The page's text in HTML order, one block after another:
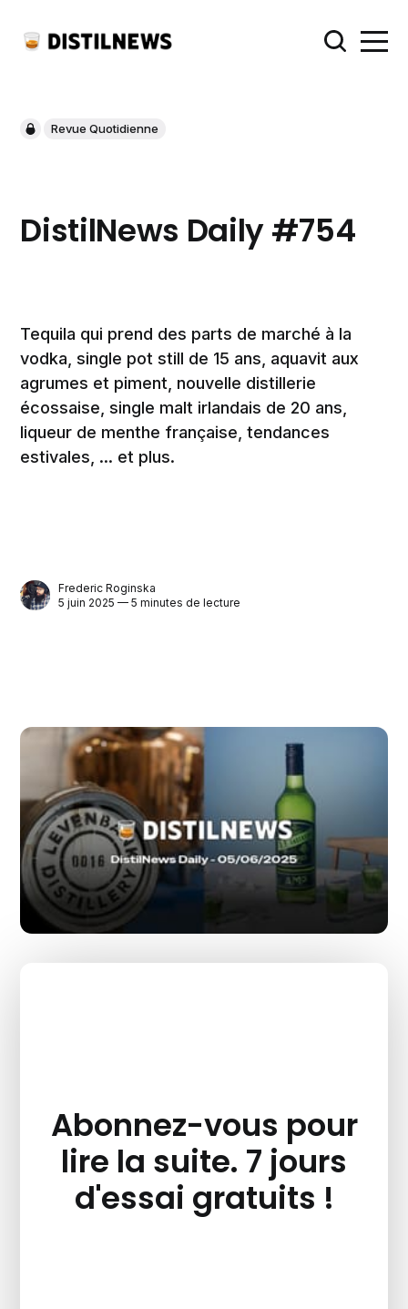
Revue Quotidienne
DistilNews Daily #754
Tequila qui prend des parts de marché à la
vodka, single pot still de 15 ans, aquavit aux
agrumes et piment, nouvelle distillerie
écossaise, single malt irlandais de 20 ans,
liqueur de menthe française, tendances
estivales, ... et plus.
Frederic Roginska
5 juin 2025 — 5 minutes de lecture
Abonnez-vous pour
lire la suite. 7 jours
d'essai gratuits !